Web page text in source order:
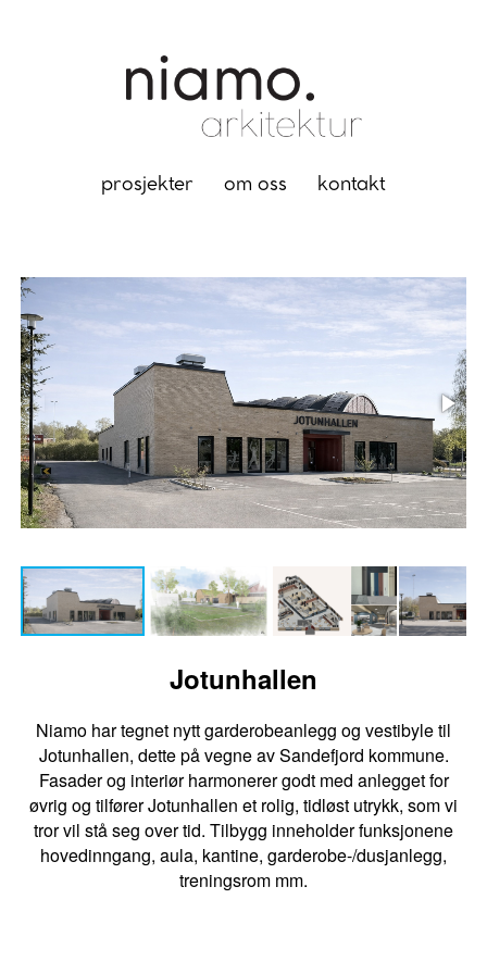
prosjekter om oss kontakt
Jotunhallen
Niamo har tegnet nytt garderobeanlegg og vestibyle til
Jotunhallen, dette på vegne av Sandefjord kommune.
Fasader og interiør harmonerer godt med anlegget for
øvrig og tilfører Jotunhallen et rolig, tidløst utrykk, som vi
tror vil stå seg over tid. Tilbygg inneholder funksjonene
hovedinngang, aula, kantine, garderobe-/dusjanlegg,
treningsrom mm.